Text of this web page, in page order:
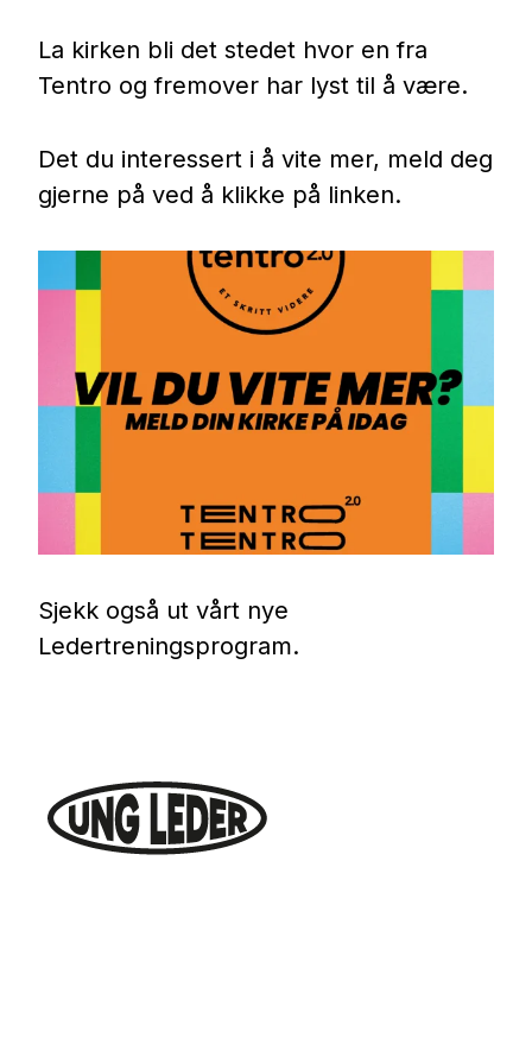
La kirken bli det stedet hvor en fra
Tentro og fremover har lyst til å være.
Det du interessert i å vite mer, meld deg
gjerne på ved å klikke på linken.
Sjekk også ut vårt nye
Ledertreningsprogram.